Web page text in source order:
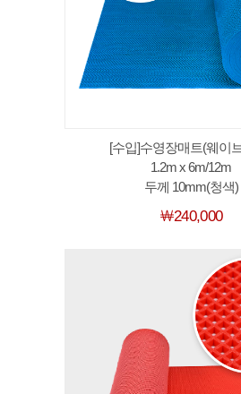
[수입]수영장매트(웨이
1.2m x 6m/12m
두께 10mm(청색)
￦240,000